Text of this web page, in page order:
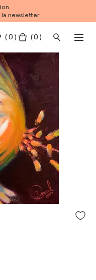
newsletter
(0 ) ( 0 )